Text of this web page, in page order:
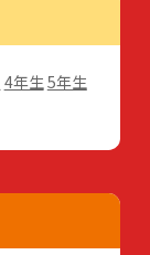
4年生 5年生